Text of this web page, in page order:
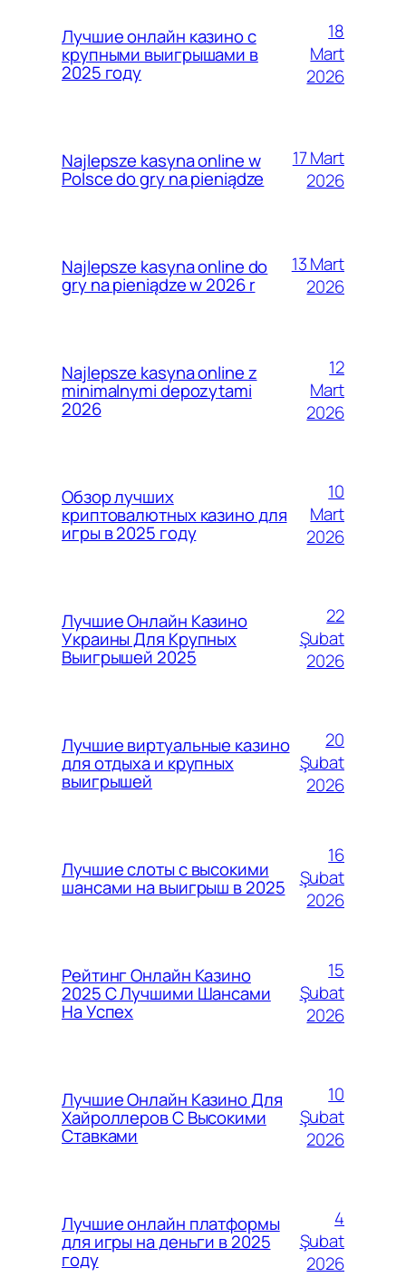
Лучшие онлайн казино с
крупными выигрышами в
2025 году
18
Mart
2026
Najlepsze kasyna online w
Polsce do gry na pieniądze
17 Mart
2026
Najlepsze kasyna online do
gry na pieniądze w 2026 r
13 Mart
2026
Najlepsze kasyna online z
minimalnymi depozytami
2026
12
Mart
2026
Обзор лучших
криптовалютных казино для
игры в 2025 году
10
Mart
2026
Лучшие Онлайн Казино
Украины Для Крупных
Выигрышей 2025
22
Şubat
2026
Лучшие виртуальные казино
для отдыха и крупных
выигрышей
20
Şubat
2026
Лучшие слоты с высокими
шансами на выигрыш в 2025
16
Şubat
2026
Рейтинг Онлайн Казино
2025 С Лучшими Шансами
На Успех
15
Şubat
2026
Лучшие Онлайн Казино Для
Хайроллеров С Высокими
Ставками
10
Şubat
2026
Лучшие онлайн платформы
для игры на деньги в 2025
году
4
Şubat
2026